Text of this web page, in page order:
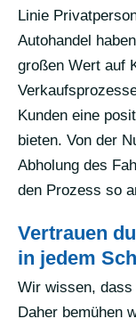
Linie
Autohandel
großen Wert auf
Kunden eine
bieten. Von der
Abholung des
den Prozess so
Vertrauen
in jedem
Wir wissen, dass
Daher bemühen